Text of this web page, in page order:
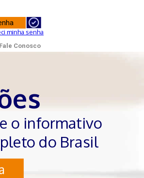
minha senha
Fale Conosco
o informativo
do Brasil